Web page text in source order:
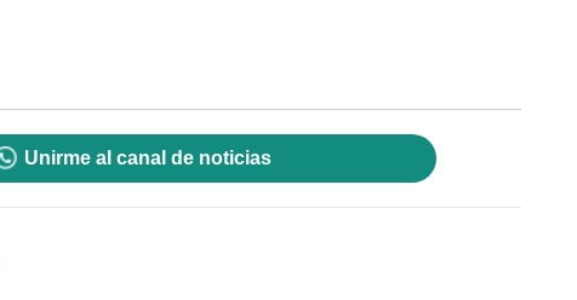
Unirme al canal de noticias